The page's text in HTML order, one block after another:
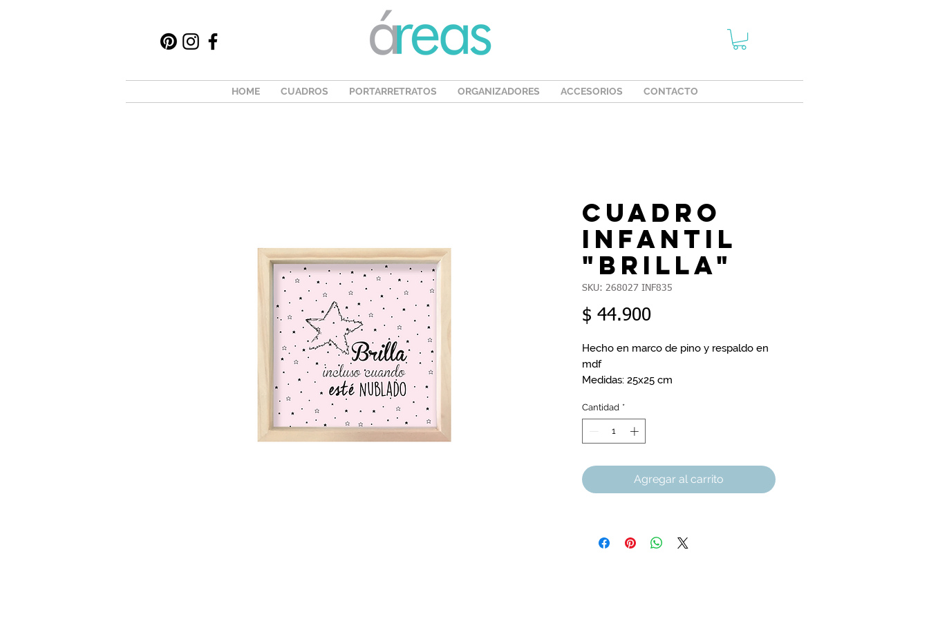
HOME CUADROS PORTARRETRATOS ORGANIZADORES ACCESORIOS CONTACTO
Cuadro
infantil
"brilla"
SKU: 268027 INF835
$ 44.900Precio
Hecho en marco de pino y respaldo en
mdf
Medidas: 25x25 cm
Cantidad *
Agregar al carrito